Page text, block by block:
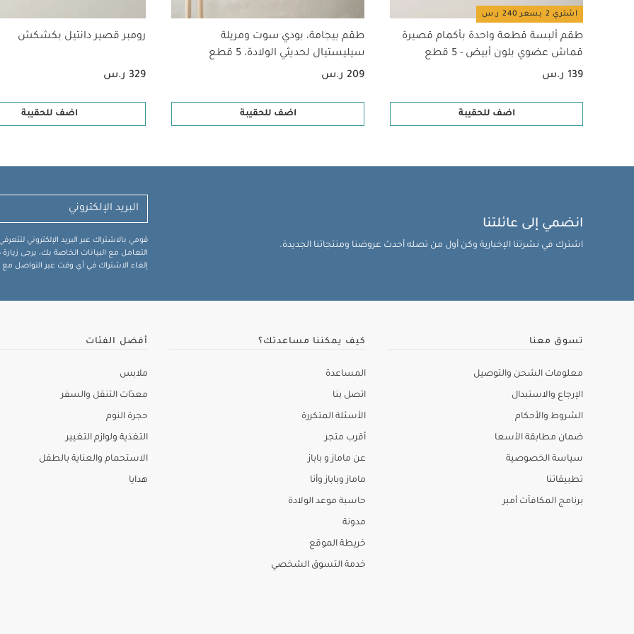
اشتري 2 بسعر 240 ر.س
طقم ألبسة قطعة واحدة بأكمام قصيرة
قماش عضوي بلون أبيض - 5 قطع
139 ر.س
اضف للحقيبة
طقم بيجامة، بودي سوت ومريلة
سيليستيال لحديثي الولادة، 5 قطع
209 ر.س
اضف للحقيبة
رومبر قصير دانتيل بكشكش
329 ر.س
اضف للحقيبة
انضمي إلى عائلتنا
اشترك في نشرتنا الإخبارية وكن أول من تصله أحدث عروضنا ومنتجاتنا الجديدة.
قومي بالاشتراك عبر البريد الإلكتروني
التعامل مع البيانات الخاصة بك، يرجى
إلغاء الاشتراك في أي وقت عبر التواصل مع
تسوق معنا
معلومات الشحن والتوصيل
الإرجاع والاستبدال
الشروط والأحكام
ضمان مطابقة الأسعا
سياسة الخصوصية
تطبيقاتنا
برنامج المكافآت أمبر
كيف يمكننا مساعدتك؟
المساعدة
اتصل بنا
الأسئلة المتكررة
أقرب متجر
عن ماماز و باباز
ماماز وباباز وأنا
حاسبة موعد الولادة
مدونة
خريطة الموقع
خدمة التسوق الشخصي
أفضل الفئات
ملابس
معدّات التنقل والسفر
حجرة النوم
التغذية ولوازم التغيير
الاستحمام والعناية بالطفل
هدايا